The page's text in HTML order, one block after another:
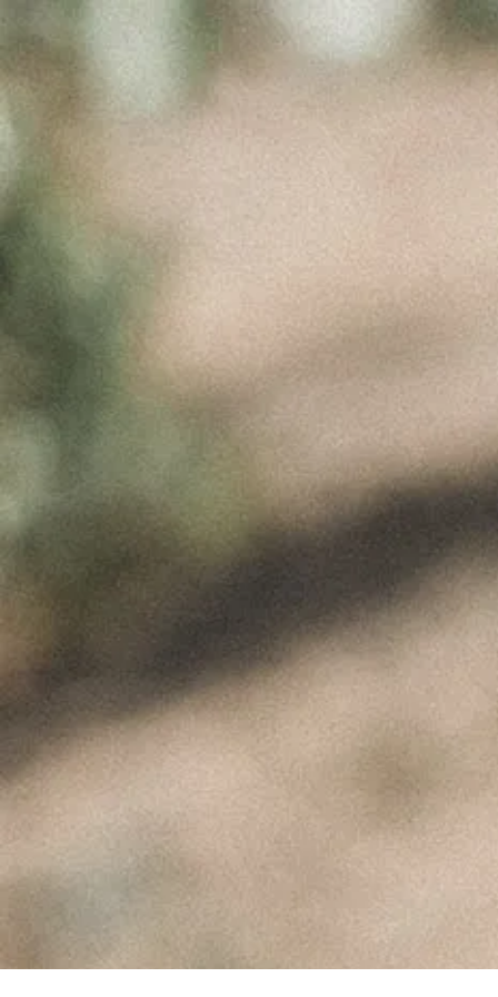
LANDING
PARALLAX
BACKGROUND
Landing Parallax Background
ÚLTIMAS NOTÍCIAS
Coutinho – Fev2025